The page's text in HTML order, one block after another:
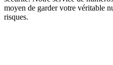
moyen de garder votre véritable
risques.